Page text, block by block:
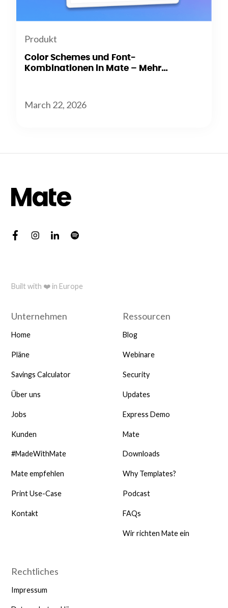
Produkt
Color Schemes und Font-
Kombinationen in Mate – Mehr
March 22, 2026
Built with ❤️ in Europe
Unternehmen
Home
Pläne
Savings Calculator
Über uns
Jobs
Kunden
#MadeWithMate
Mate empfehlen
Print Use-Case
Kontakt
Ressourcen
Blog
Webinare
Security
Updates
Express Demo
Mate
Downloads
Why Templates?
Podcast
FAQs
Wir richten Mate ein
Rechtliches
Impressum